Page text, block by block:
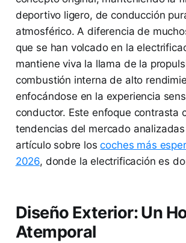
deportivo ligero, de conducción
atmosférico. A diferencia de
que se han volcado en la
mantiene viva la llama de la
combustión interna de alto
enfocándose en la experiencia
conductor. Este enfoque contrasta
tendencias del mercado
artículo sobre loscoches más
2026, donde la electrificación es
Diseño Exterior: Un
Atemporal